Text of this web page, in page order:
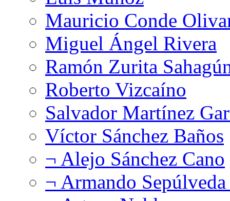
Mauricio Conde
Miguel Ángel Rivera
Ramón Zurita
Roberto Vizcaíno
Salvador Martínez
Víctor Sánchez Baños
¬ Alejo Sánchez Cano
¬ Armando